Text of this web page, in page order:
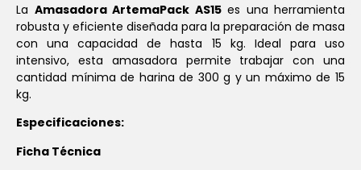
La Amasadora ArtemaPack AS15es una herramienta
robusta y eficiente diseñada para la preparación de masa
con una capacidad de hasta 15 kg. Ideal para uso
intensivo, esta amasadora permite trabajar con una
cantidad mínima de harina de 300 g y un máximo de 15
kg.
Especificaciones:
Ficha Técnica